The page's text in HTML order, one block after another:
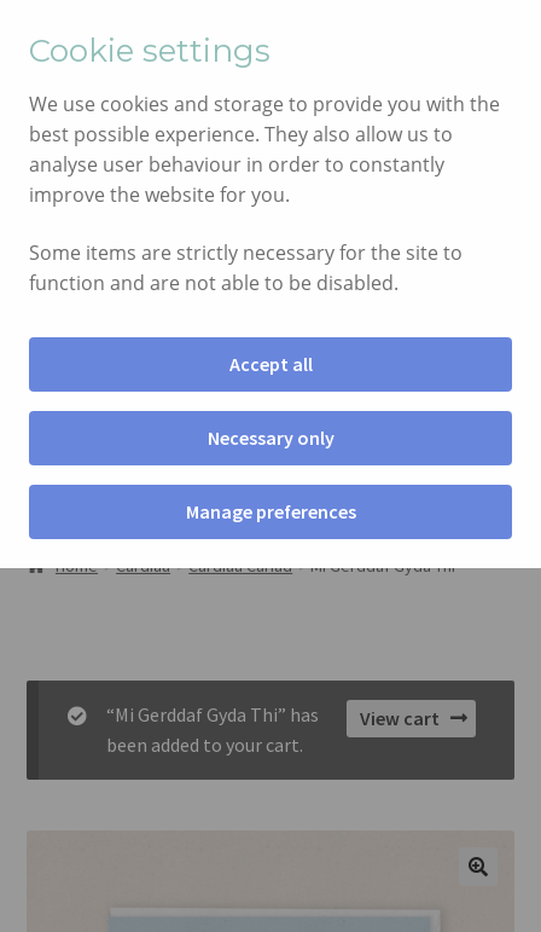
to
navigation
to
content
Menu
SIOP
CHECKOUT
CYSYLLTU
Home Cardiau Cardiau Cariad Mi Gerddaf Gyda Thi
View cart
“Mi Gerddaf Gyda Thi” has
been added to your cart.
Cookie settings
We use cookies and storage to provide you with the
best possible experience. They also allow us to
analyse user behaviour in order to constantly
improve the website for you.
Some items are strictly necessary for the site to
function and are not able to be disabled.
Accept all
Necessary only
Manage preferences